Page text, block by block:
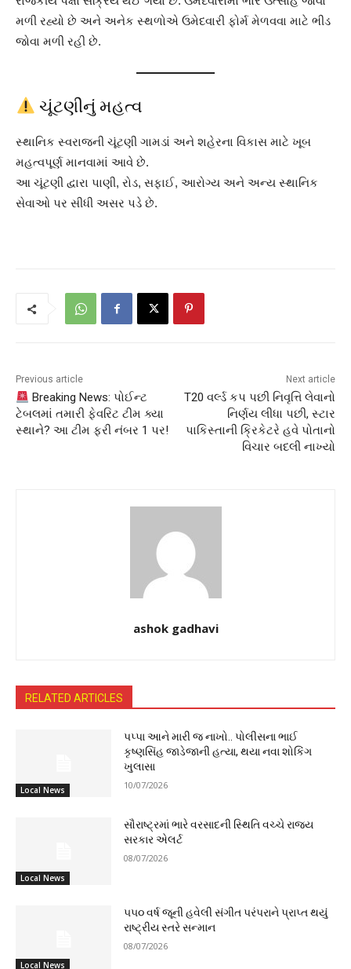
મળી રહ્યો છે અને અનેક સ્થળોએ ઉમેદવારી ફોર્મ મેળવવા માટે ભીડ
જોવા મળી રહી છે.
ચૂંટણીનું મહત્વ
સ્થાનિક સ્વરાજની ચૂંટણી ગામડાં અને શહેરના વિકાસ માટે ખૂબ
મહત્વપૂર્ણ માનવામાં આવે છે.
આ ચૂંટણી દ્વારા પાણી, રોડ, સફાઈ, આરોગ્ય અને અન્ય સ્થાનિક
સેવાઓ પર સીધી અસર પડે છે.
Previous article
Breaking News: પોઈન્ટ
ટેબલમાં તમારી ફેવરિટ ટીમ ક્યા
સ્થાને? આ ટીમ ફરી નંબર 1 પર!
Next article
T20 વર્લ્ડ કપ પછી નિવૃત્તિ લેવાનો
નિર્ણય લીધા પછી, સ્ટાર
પાકિસ્તાની ક્રિકેટરે હવે પોતાનો
વિચાર બદલી નાખ્યો
ashok gadhavi
RELATED ARTICLES
Local News
પપ્પા આને મારી જ નાખો.. પોલીસના ભાઈ
કૃષ્ણસિંહ જાડેજાની હત્યા, થયા નવા શોકિંગ
ખુલાસા
10/07/2026
Local News
સૌરાષ્ટ્રમાં ભારે વરસાદની સ્થિતિ વચ્ચે રાજ્ય
સરકાર એલર્ટ
08/07/2026
Local News
૫૫૦ વર્ષ જૂની હવેલી સંગીત પરંપરાને પ્રાપ્ત થયું
રાષ્ટ્રીય સ્તરે સન્માન
08/07/2026